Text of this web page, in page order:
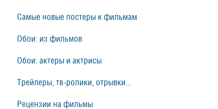
Самые новые постеры к фильмам
Обои: из фильмов
Обои: актеры и актрисы
Трейлеры, тв-ролики, отрывки...
Рецензии на фильмы